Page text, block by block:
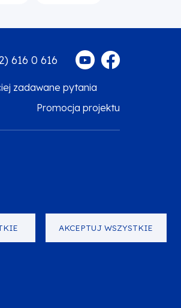
AKCEPTUJ WSZYSTKIE
616 0 616
zadawane pytania
Promocja projektu